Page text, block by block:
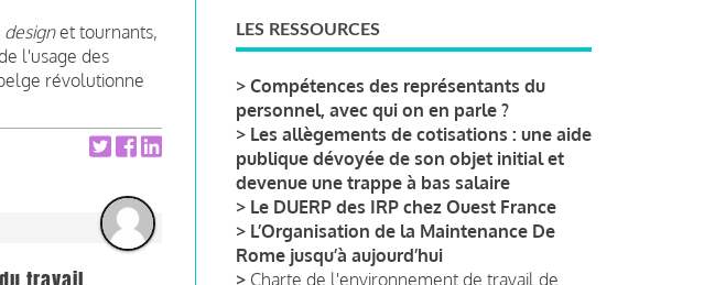
designet tournants,
l'usage des
révolutionne
LES RESSOURCES
> Compétences des représentants du
personnel, avec qui on en parle ?
> Les allègements de cotisations : une aide
publique dévoyée de son objet initial et
devenue une trappe à bas salaire
> Le DUERP des IRP chez Ouest France
> L’Organisation de la Maintenance De
Rome jusqu’à aujourd’hui
> Charte de l'environnement de travail de